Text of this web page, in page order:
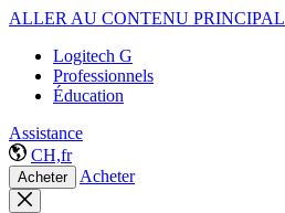
ALLER AU CONTENU PRINCIPAL
Logitech G
Professionnels
Éducation
Assistance
CH,fr
Acheter Acheter